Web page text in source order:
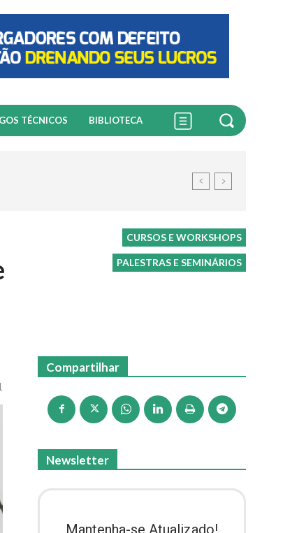
TÉCNICOS BIBLIOTECA
CURSOS E WORKSHOPS
PALESTRAS E SEMINÁRIOS
Compartilhar
Newsletter
Mantenha-se Atualizado!